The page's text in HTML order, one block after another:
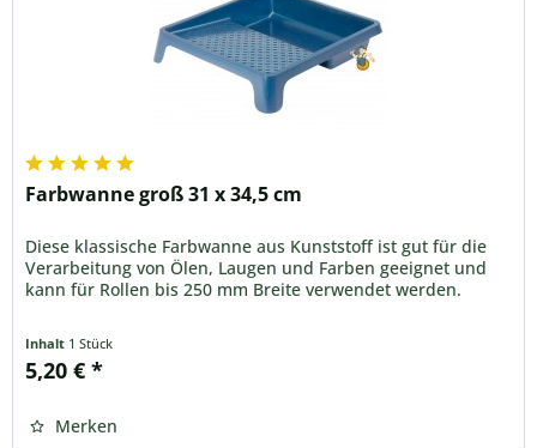
Farbwanne groß 31 x 34,5 cm
Diese klassische Farbwanne aus Kunststoff ist gut für die
Verarbeitung von Ölen, Laugen und Farben geeignet und
kann für Rollen bis 250 mm Breite verwendet werden.
Inhalt 1 Stück
5,20 € *
Merken